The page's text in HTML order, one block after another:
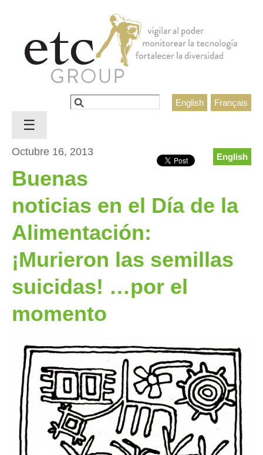
Français
English
Formulario de búsqueda
Buscar
English
Octubre 16, 2013
Buenas
noticias en el Día de la
Alimentación:
¡Murieron las semillas
suicidas! …por el
momento
☰